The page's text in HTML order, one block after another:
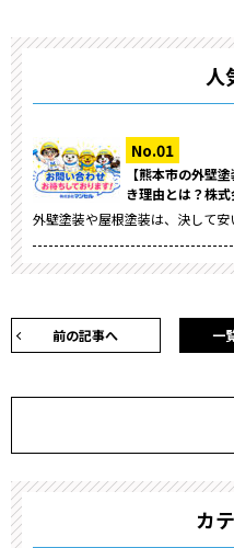
人
【熊本市の外壁
き理由とは？株
外壁塗装や屋根塗装は、決して
前の記事へ 一
カ